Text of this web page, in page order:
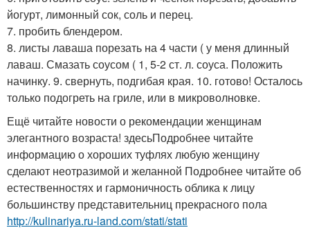
йогурт, лимонный сок, соль и перец.
7. пробить блендером.
8. листы лаваша порезать на 4 части ( у меня длинный
лаваш. Смазать соусом ( 1, 5-2 ст. л. соуса. Положить
начинку. 9. свернуть, подгибая края. 10. готово! Осталось
только подогреть на гриле, или в микроволновке.
Ещё читайте новости о рекомендации женщинам
элегантного возраста! здесьПодробнее читайте
информацию о хороших туфлях любую женщину
сделают неотразимой и желанной Подробнее читайте об
естественностях и гармоничность облика к лицу
большинству представительниц прекрасного пола
http://kulinariya.ru-land.com/stati/stati